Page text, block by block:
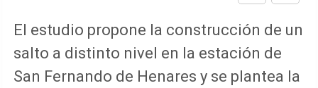
El estudio propone la construcción de un
salto a distinto nivel en la estación de
San Fernando de Henares y se plantea la